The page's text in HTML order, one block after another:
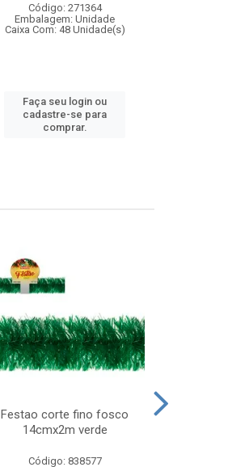
Código: 271364
Embalagem: Unidade
Caixa Com: 48 Unidade(s)
Faça seu login ou
cadastre-se para
comprar.
Festao corte fino fosco
14cmx2m verde
Código: 838577